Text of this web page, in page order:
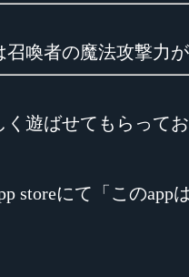
喚者の魔法攻撃力が
遊ばせてもらってお
storeにて「この